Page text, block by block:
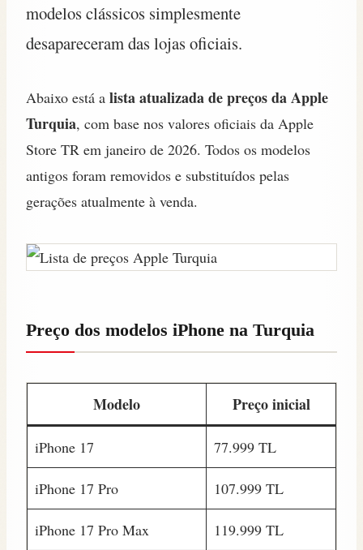
modelos clássicos simplesmente
desapareceram das lojas oficiais.
Abaixo está a lista atualizada de preços da Apple
Turquia, com base nos valores oficiais da Apple
Store TR em janeiro de 2026. Todos os modelos
antigos foram removidos e substituídos pelas
gerações atualmente à venda.
Preço dos modelos iPhone na Turquia
Modelo Preço inicial
iPhone 17 77.999 TL
iPhone 17 Pro 107.999 TL
iPhone 17 Pro Max 119.999 TL